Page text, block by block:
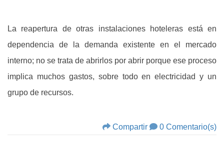
La reapertura de otras instalaciones hoteleras está en
dependencia de la demanda existente en el mercado
interno; no se trata de abrirlos por abrir porque ese proceso
implica muchos gastos, sobre todo en electricidad y un
grupo de recursos.
Compartir 0 Comentario(s)